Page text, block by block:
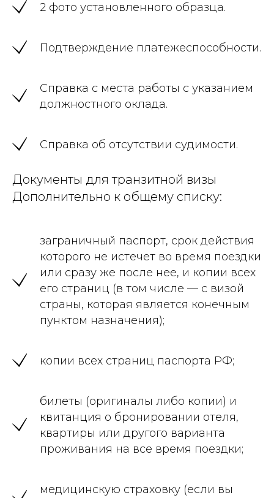
2 фото установленного образца.
Подтверждение платежеспособности.
Справка с места работы с указанием
должностного оклада.
Справка об отсутствии судимости.
Документы для транзитной визы
Дополнительно к общему списку:
заграничный паспорт, срок действия
которого не истечет во время поездки
или сразу же после нее, и копии всех
его страниц (в том числе — с визой
страны, которая является конечным
пунктом назначения);
копии всех страниц паспорта РФ;
билеты (оригиналы либо копии) и
квитанция о бронировании отеля,
квартиры или другого варианта
проживания на все время поездки;
медицинскую страховку (если вы